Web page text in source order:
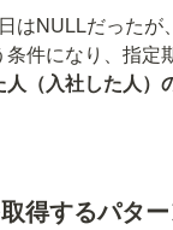
はNULLだったが
件になり、指定
（入社した人）
得するパタ